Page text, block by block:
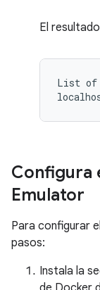
El
List of
Configura
Emulator
Para configurar
pasos:
Instala la